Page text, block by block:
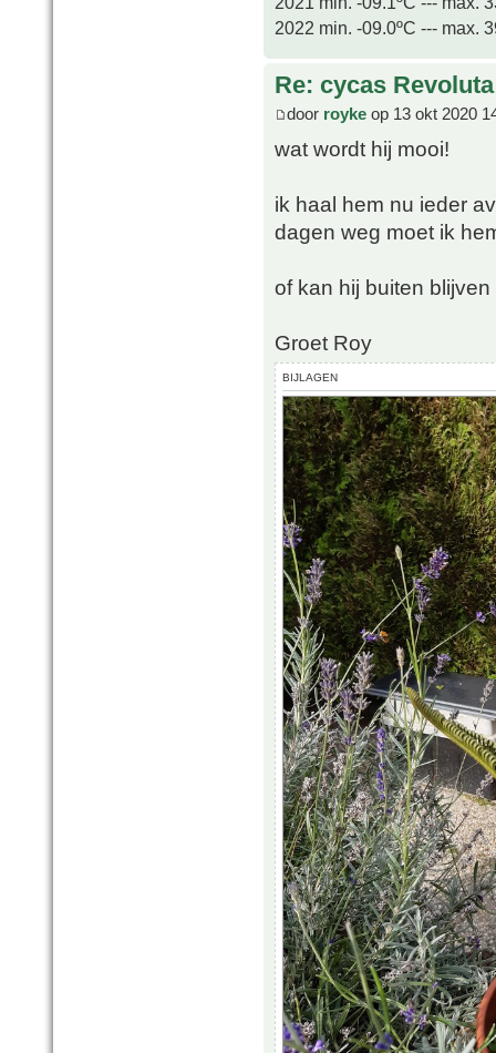
2022 min. -09.0ºC --- max.
Re: cycas Revoluta
door royke op 13 okt 2020
wat wordt hij mooi!
ik haal hem nu ieder
dagen weg moet ik
of kan hij buiten
Groet Roy
BIJLAGEN